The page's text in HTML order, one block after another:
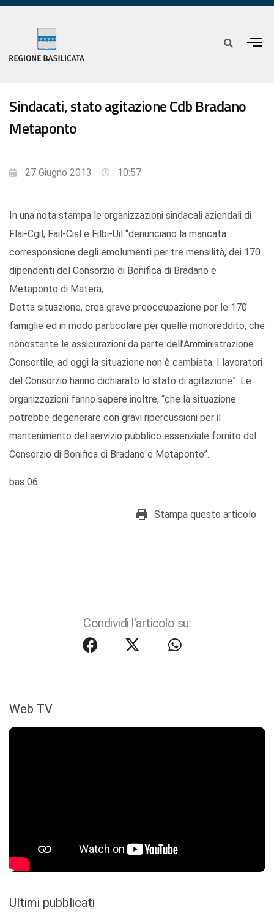
Sindacati, stato agitazione Cdb Bradano
Metaponto
27 Giugno 2013 10:57
In una nota stampa le organizzazioni sindacali aziendali di
Flai-Cgil, Fail-Cisl e Filbi-Uil “denunciano la mancata
corresponsione degli emolumenti per tre mensilità, dei 170
dipendenti del Consorzio di Bonifica di Bradano e
Metaponto di Matera,
Detta situazione, crea grave preoccupazione per le 170
famiglie ed in modo particolare per quelle monoreddito, che
nonostante le assicurazioni da parte dell’Amministrazione
Consortile, ad oggi la situazione non è cambiata. I lavoratori
del Consorzio hanno dichiarato lo stato di agitazione”. Le
organizzazioni fanno sapere inoltre, “che la situazione
potrebbe degenerare con gravi ripercussioni per il
mantenimento del servizio pubblico essenziale fornito dal
Consorzio di Bonifica di Bradano e Metaponto”.
bas 06
Stampa questo articolo
Condividi l'articolo su:
Web TV
Ultimi pubblicati